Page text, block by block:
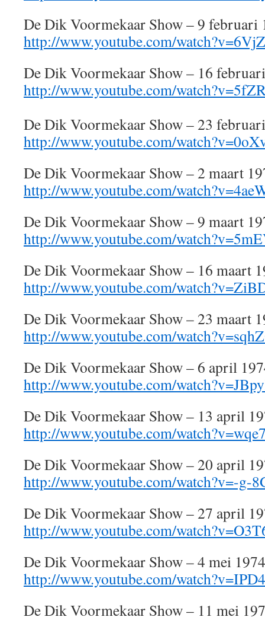
De Dik Voormekaar Show – 9 februari
http://www.youtube.com/
De Dik Voormekaar Show – 16
http://www.youtube.com/
De Dik Voormekaar Show – 23
http://www.youtube.com/
De Dik Voormekaar Show – 2 maart
http://www.youtube.com/
De Dik Voormekaar Show – 9 maart
http://www.youtube.com/
De Dik Voormekaar Show – 16 maart
http://www.youtube.com/
De Dik Voormekaar Show – 23 maart
http://www.youtube.com/
De Dik Voormekaar Show – 6 april
http://www.youtube.com/
De Dik Voormekaar Show – 13 april
http://www.youtube.com/
De Dik Voormekaar Show – 20 april
http://www.youtube.com/watch?v=-g-
De Dik Voormekaar Show – 27 april
http://www.youtube.com/
De Dik Voormekaar Show – 4 mei 1974
http://www.youtube.com/
De Dik Voormekaar Show – 11 mei